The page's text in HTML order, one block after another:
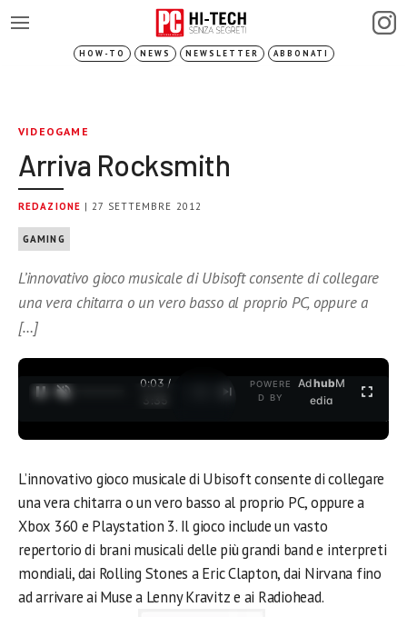
HOW-TO NEWS NEWSLETTER ABBONATI
VIDEOGAME
Arriva Rocksmith
REDAZIONE | 27 SETTEMBRE 2012
GAMING
L’innovativo gioco musicale di Ubisoft consente di collegare
una vera chitarra o un vero basso al proprio PC, oppure a
[…]
0:03 /
3:35
POWERE
D BY
AdhubM
edia
L’innovativo gioco musicale di Ubisoft consente di collegare
una vera chitarra o un vero basso al proprio PC, oppure a
Xbox 360 e Playstation 3. Il gioco include un vasto
repertorio di brani musicali delle più grandi band e interpreti
mondiali, dai Rolling Stones a Eric Clapton, dai Nirvana fino
ad arrivare ai Muse a Lenny Kravitz e ai Radiohead.